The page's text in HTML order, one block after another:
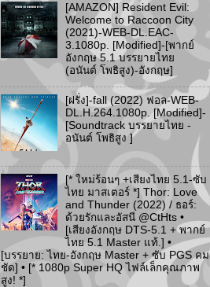
[AMAZON] Resident Evil:
Welcome to Raccoon City
(2021)-WEB-DL.EAC-
3.1080p. [Modified]-[พากย์
อังกฤษ 5.1 บรรยายไทย
(อนันต์ โพธิสูง)-อังกฤษ]
[ฝรั่ง]-fall (2022) ฟอล-WEB-
DL.H.264.1080p. [Modified]-
[Soundtrack บรรยายไทย -
อนันต์ โพธิสูง ]
[* ใหม่ร้อนๆ +เสียงไทย 5.1-ซับ
ไทย มาสเตอร์ *] Thor: Love
and Thunder (2022) / ธอร์:
ด้วยรักและอัสนี @CtHts •
[เสียงอังกฤษ DTS-5.1 + พากย์
ไทย 5.1 Master แท้.] •
[บรรยาย: ไทย-อังกฤษ Master + ซับ PGS คม
ชัด] • [* 1080p Super HQ ไฟล์เล็กคุณภาพ
สูง! *]